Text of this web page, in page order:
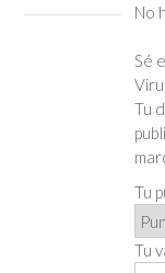
No
Sé
Tu
Tu
Tu